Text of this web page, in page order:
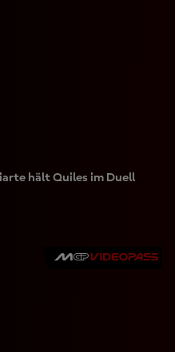
hält Quiles im Duell